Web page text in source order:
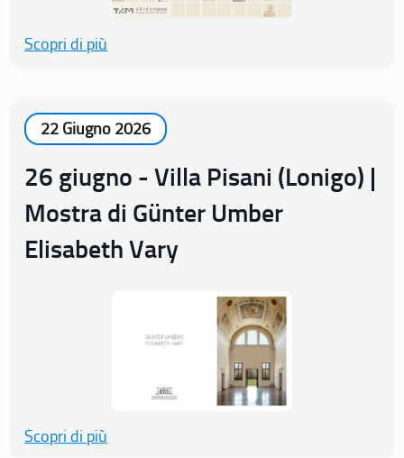
Scopri di più
22 Giugno 2026
26 giugno - Villa Pisani (Lonigo) |
Mostra di Günter Umber
Elisabeth Vary
Scopri di più